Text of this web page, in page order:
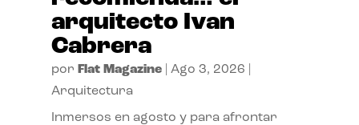
arquitecto Ivan
Cabrera
por Flat Magazine| Ago 3, 2026
Arquitectura
Inmersos en agosto y para afrontar